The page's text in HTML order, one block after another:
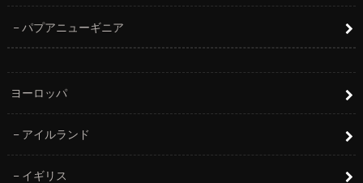
パプアニューギニア
ヨーロッパ
アイルランド
イギリス